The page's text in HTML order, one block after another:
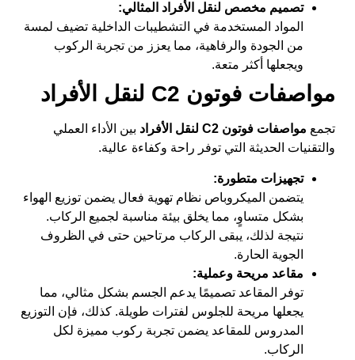
تصميم مخصص لنقل الأفراد المثالي:
المواد المستخدمة في التشطيبات الداخلية تضيف لمسة
من الجودة والرفاهية، مما يعزز من تجربة الركوب
ويجعلها أكثر متعة.
مواصفات فوتون C2 لنقل الأفراد
تجمع مواصفات فوتون C2 لنقل الأفراد
بين الأداء العملي
والتقنيات الحديثة التي توفر راحة وكفاءة عالية.
تجهيزات متطورة:
يتضمن الميكروباص نظام تهوية فعال يضمن توزيع الهواء
بشكل متساوٍ، مما يخلق بيئة مناسبة لجميع الركاب.
نتيجة لذلك، يبقى الركاب مرتاحين حتى في الظروف
الجوية الحارة.
مقاعد مريحة وعملية:
توفر المقاعد تصميمًا يدعم الجسم بشكل مثالي، مما
يجعلها مريحة للجلوس لفترات طويلة. كذلك، فإن التوزيع
المدروس للمقاعد يضمن تجربة ركوب مميزة لكل
الركاب.